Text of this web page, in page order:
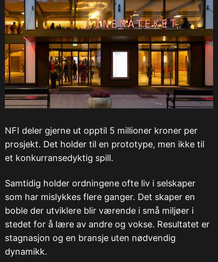
NFI deler gjerne ut opptil 5 millioner kroner per
prosjekt. Det holder til en prototype, men ikke til
et konkurransedyktig spill.
Samtidig holder ordningene ofte liv i selskaper
som har mislykkes flere ganger. Det skaper en
boble der utviklere blir værende i små miljøer i
stedet for å lære av andre og vokse. Resultatet er
stagnasjon og en bransje uten nødvendig
dynamikk.